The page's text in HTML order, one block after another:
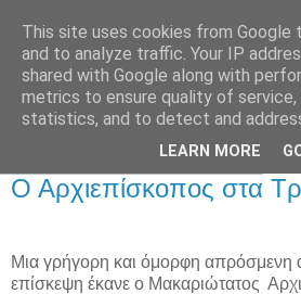
Αρχική Σελίδα
Ο Αρχιεπίσκοπος στα
Μια γρήγορη και όμορφη απρόσμενη
επίσκεψη έκανε ο Μακαριώτατος
This site uses cookies from Google
and to analyze traffic. Your IP
shared with Google along with
metrics to ensure quality of service,
statistics, and to detect and
LEARN MORE